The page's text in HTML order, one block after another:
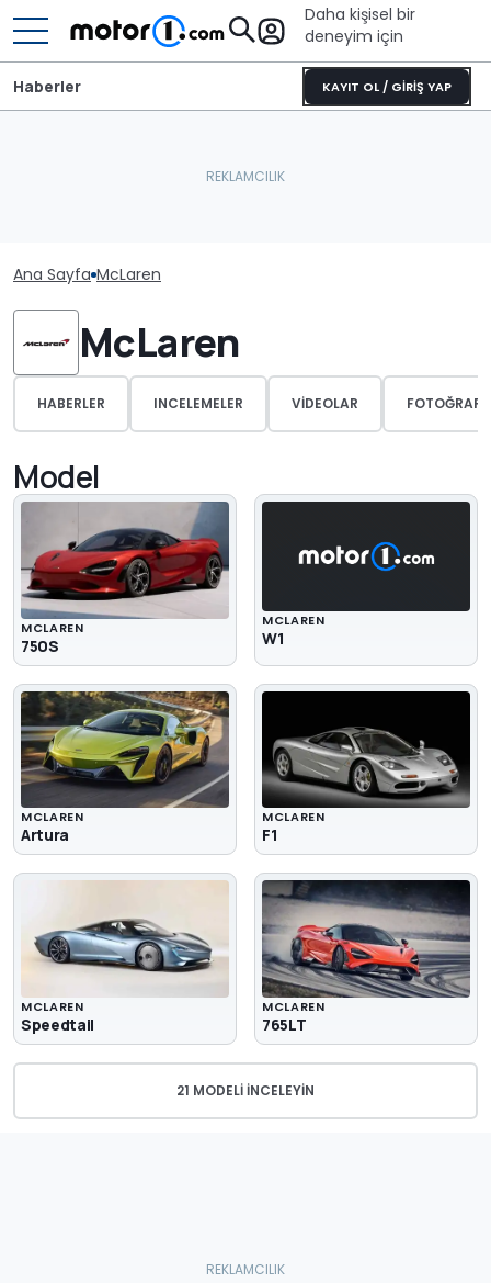
Daha kişisel bir
deneyim için
KAYIT OL / GİRİŞ YAP
Haberler
Ana Sayfa McLaren
McLaren
HABERLER INCELEMELER VIDEOLAR
Model
MCLAREN
750S
MCLAREN
W1
MCLAREN
Artura
MCLAREN
F1
MCLAREN
Speedtail
MCLAREN
765LT
21 MODELI İNCELEYIN